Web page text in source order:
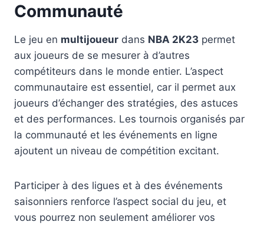
Communauté
Le jeu en multijoueur dans NBA 2K23 permet
aux joueurs de se mesurer à d’autres
compétiteurs dans le monde entier. L’aspect
communautaire est essentiel, car il permet aux
joueurs d’échanger des stratégies, des astuces
et des performances. Les tournois organisés par
la communauté et les événements en ligne
ajoutent un niveau de compétition excitant.
Participer à des ligues et à des événements
saisonniers renforce l’aspect social du jeu, et
vous pourrez non seulement améliorer vos